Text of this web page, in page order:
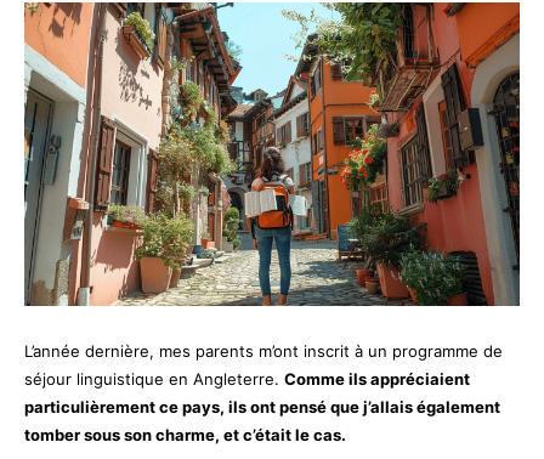
L’année dernière, mes parents m’ont inscrit à un programme de
séjour linguistique en Angleterre. Comme ils appréciaient
particulièrement ce pays, ils ont pensé que j’allais également
tomber sous son charme, et c’était le cas.